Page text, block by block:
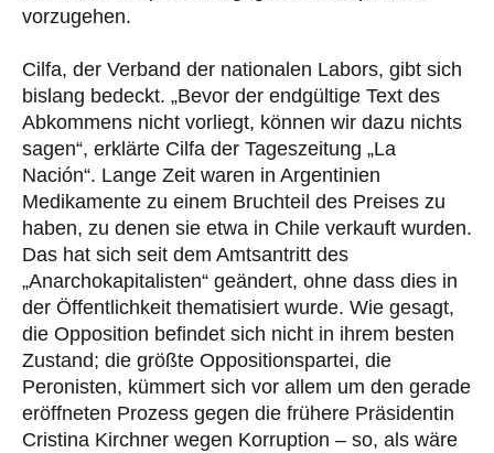
vorzugehen.
Cilfa, der Verband der nationalen Labors, gibt sich
bislang bedeckt. „Bevor der endgültige Text des
Abkommens nicht vorliegt, können wir dazu nichts
sagen“, erklärte Cilfa der Tageszeitung „La
Nación“. Lange Zeit waren in Argentinien
Medikamente zu einem Bruchteil des Preises zu
haben, zu denen sie etwa in Chile verkauft wurden.
Das hat sich seit dem Amtsantritt des
„Anarchokapitalisten“ geändert, ohne dass dies in
der Öffentlichkeit thematisiert wurde. Wie gesagt,
die Opposition befindet sich nicht in ihrem besten
Zustand; die größte Oppositionspartei, die
Peronisten, kümmert sich vor allem um den gerade
eröffneten Prozess gegen die frühere Präsidentin
Cristina Kirchner wegen Korruption – so, als wäre